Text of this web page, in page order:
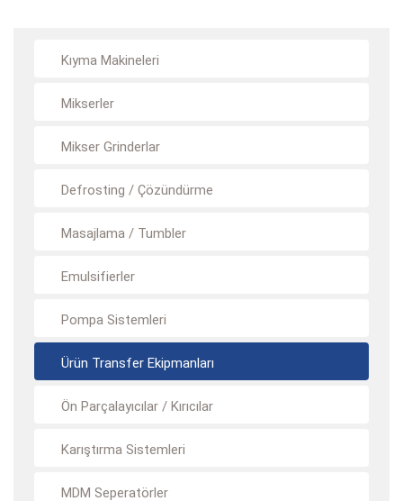
Kıyma Makineleri
Mikserler
Mikser Grinderlar
Defrosting / Çözündürme
Masajlama / Tumbler
Emulsifierler
Pompa Sistemleri
Ürün Transfer Ekipmanları
Ön Parçalayıcılar / Kırıcılar
Karıştırma Sistemleri
MDM Seperatörler